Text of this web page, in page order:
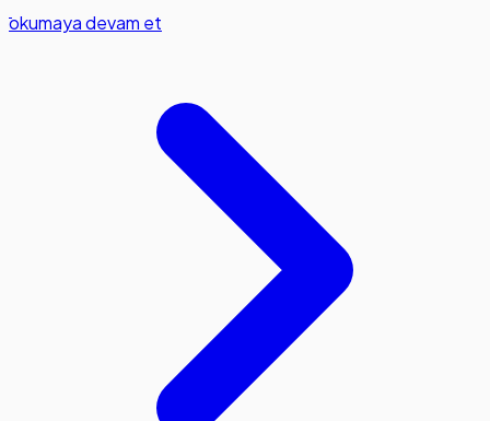
okumaya devam et